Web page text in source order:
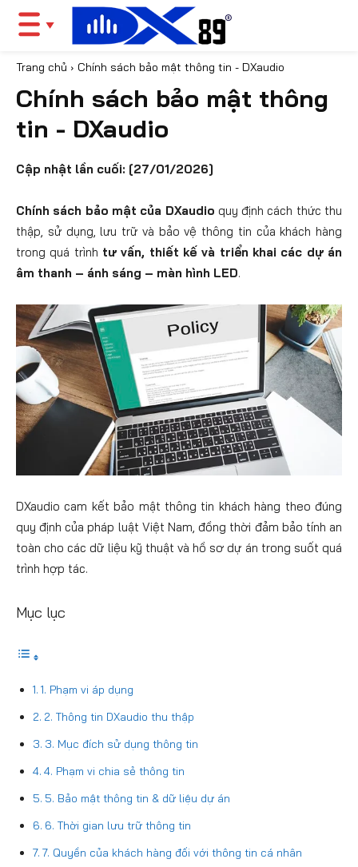
Trang chủ Chính sách bảo mật thông tin - DXaudio
Chính sách bảo mật thông
tin - DXaudio
Cập nhật lần cuối: [27/01/2026]
Chính sách bảo mật của DXaudio quy định cách thức thu
thập, sử dụng, lưu trữ và bảo vệ thông tin của khách hàng
trong quá trình tư vấn, thiết kế và triển khai các dự án
âm thanh – ánh sáng – màn hình LED.
DXaudio cam kết bảo mật thông tin khách hàng theo đúng
quy định của pháp luật Việt Nam, đồng thời đảm bảo tính an
toàn cho các dữ liệu kỹ thuật và hồ sơ dự án trong suốt quá
trình hợp tác.
Mục lục
1. Phạm vi áp dụng
2. Thông tin DXaudio thu thập
3. Mục đích sử dụng thông tin
4. Phạm vi chia sẻ thông tin
5. Bảo mật thông tin & dữ liệu dự án
6. Thời gian lưu trữ thông tin
7. Quyền của khách hàng đối với thông tin cá nhân